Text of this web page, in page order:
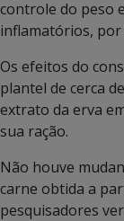
controle do peso
inflamatórios, por
Os efeitos do
plantel de cerca
extrato da erva
sua ração.
Não houve
carne obtida a
pesquisadores